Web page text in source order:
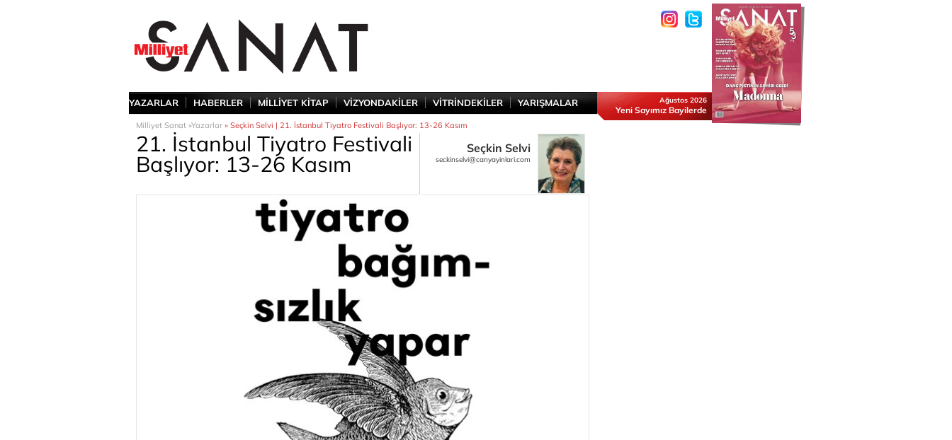
YAZARLAR HABERLER MİLLİYET KİTAP VİZYONDAKİLER VİTRİNDEKİLER YARIŞMALAR Ağustos 2026
Yeni Sayımız Bayilerde
Milliyet Sanat »Yazarlar » Seçkin Selvi | 21. İstanbul Tiyatro Festivali Başlıyor: 13-26 Kasım
21. İstanbul Tiyatro Festivali
Başlıyor: 13-26 Kasım
Seçkin Selvi
seckinselvi@canyayinlari.com